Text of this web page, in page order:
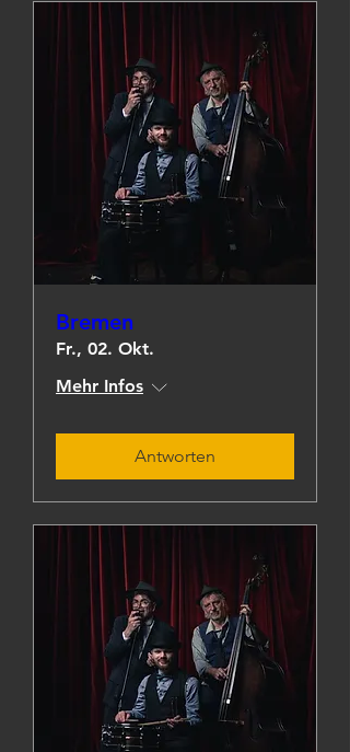
Bremen
Fr., 02. Okt.
Mehr Infos
Antworten